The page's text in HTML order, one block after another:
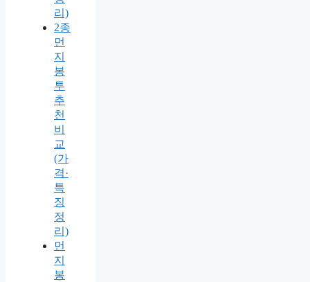
리)
2종
먼
지
봉
투
추
천
비
교
(가
격·
특
징
정
리)
먼
지
봉